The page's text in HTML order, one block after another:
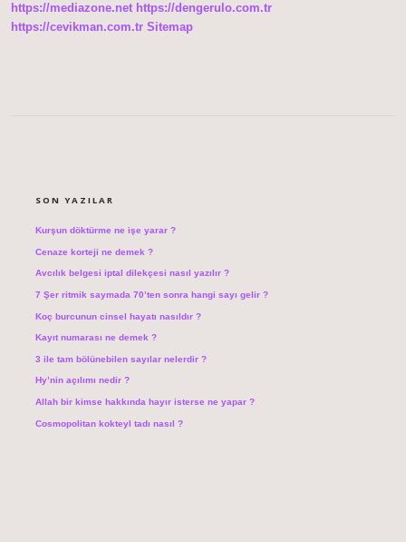
https://mediazone.net https://dengerulo.com.tr
https://cevikman.com.tr Sitemap
SON YAZILAR
Kurşun döktürme ne işe yarar ?
Cenaze korteji ne demek ?
Avcılık belgesi iptal dilekçesi nasıl yazılır ?
7 Şer ritmik saymada 70’ten sonra hangi sayı gelir ?
Koç burcunun cinsel hayatı nasıldır ?
Kayıt numarası ne demek ?
3 ile tam bölünebilen sayılar nelerdir ?
Hy’nin açılımı nedir ?
Allah bir kimse hakkında hayır isterse ne yapar ?
Cosmopolitan kokteyl tadı nasıl ?